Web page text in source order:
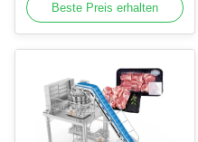
Beste Preis erhalten